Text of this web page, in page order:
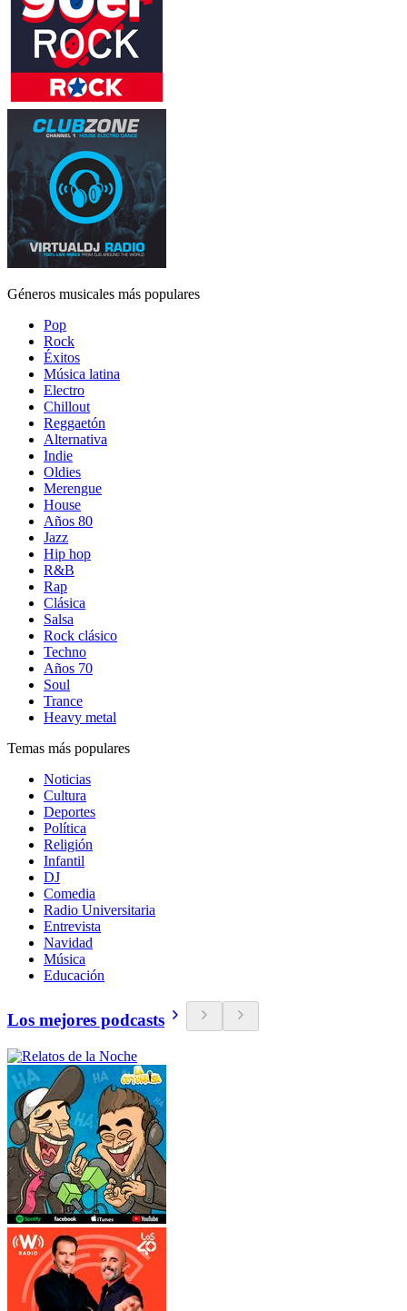
Géneros musicales más populares
Pop
Rock
Éxitos
Música latina
Electro
Chillout
Reggaetón
Alternativa
Indie
Oldies
Merengue
House
Años 80
Jazz
Hip hop
R&B
Rap
Clásica
Salsa
Rock clásico
Techno
Años 70
Soul
Trance
Heavy metal
Temas más populares
Noticias
Cultura
Deportes
Política
Religión
Infantil
DJ
Comedia
Radio Universitaria
Entrevista
Navidad
Música
Educación
Los mejores podcasts